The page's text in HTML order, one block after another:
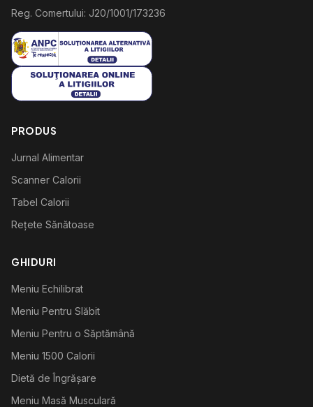
Reg. Comertului: J20/1001/173236
PRODUS
Jurnal Alimentar
Scanner Calorii
Tabel Calorii
Rețete Sănătoase
GHIDURI
Meniu Echilibrat
Meniu Pentru Slăbit
Meniu Pentru o Săptămână
Meniu 1500 Calorii
Dietă de Îngrășare
Meniu Masă Musculară